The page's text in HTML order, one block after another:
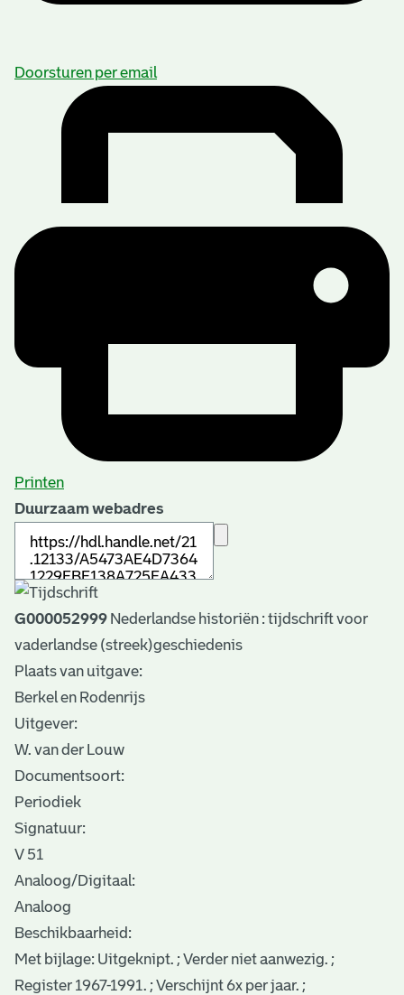
Doorsturen per email
Printen
Duurzaam webadres
G000052999 Nederlandse historiën : tijdschrift voor
vaderlandse (streek)geschiedenis
Plaats van uitgave:
Berkel en Rodenrijs
Uitgever:
W. van der Louw
Documentsoort:
Periodiek
Signatuur:
V 51
Analoog/Digitaal:
Analoog
Beschikbaarheid:
Met bijlage: Uitgeknipt. ; Verder niet aanwezig. ;
Register 1967-1991. ; Verschijnt 6x per jaar. ;